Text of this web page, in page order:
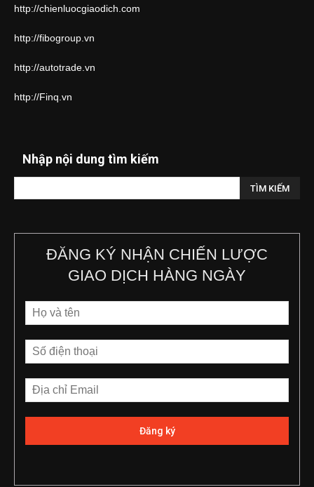
http://chienluocgiaodich.com
http://fibogroup.vn
http://autotrade.vn
http://Finq.vn
Nhập nội dung tìm kiếm
ĐĂNG KÝ NHẬN CHIẾN LƯỢC
GIAO DỊCH HÀNG NGÀY